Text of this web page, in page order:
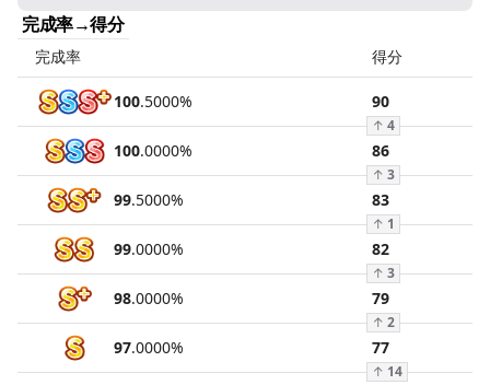
完成率→得分
完成率 得分
100.5000% 90
↑ 4
100.0000% 86
↑ 3
99.5000% 83
↑ 1
99.0000% 82
↑ 3
98.0000% 79
↑ 2
97.0000% 77
↑ 14